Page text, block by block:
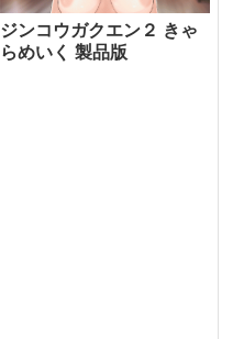
ジンコウガクエン２ きゃ
らめいく 製品版